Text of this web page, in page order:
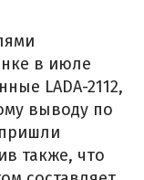
в июле
LADA-2112,
выводу по
также, что